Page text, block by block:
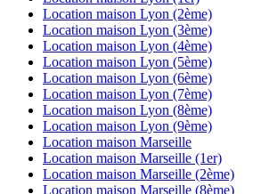
Location maison Lyon (2ème)
Location maison Lyon (3ème)
Location maison Lyon (4ème)
Location maison Lyon (5ème)
Location maison Lyon (6ème)
Location maison Lyon (7ème)
Location maison Lyon (8ème)
Location maison Lyon (9ème)
Location maison Marseille
Location maison Marseille (1er)
Location maison Marseille (2ème)
Location maison Marseille (8ème)